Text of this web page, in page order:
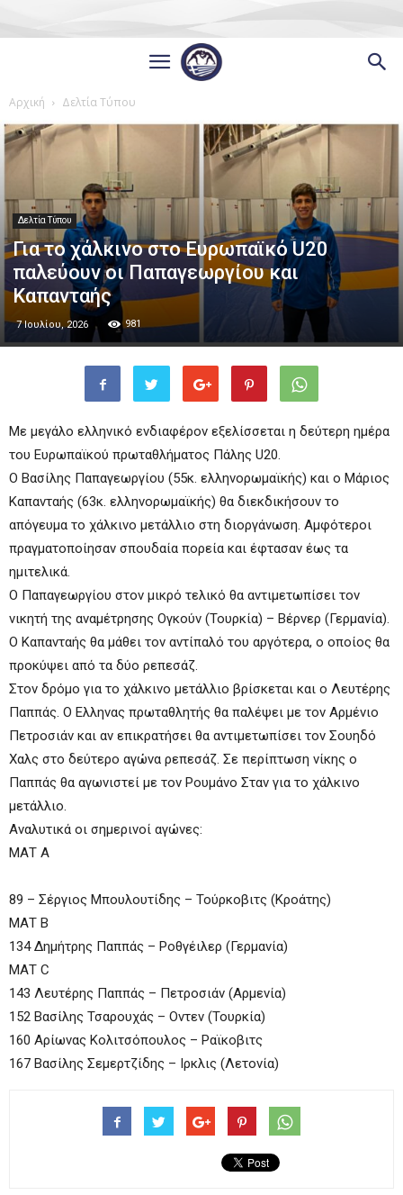
Αρχική Δελτία Τύπου
Δελτία Τύπου
Για το χάλκινο στο Ευρωπαϊκό U20
παλεύουν οι Παπαγεωργίου και
Καπανταής
7 Ιουλίου, 2026 981
Με μεγάλο ελληνικό ενδιαφέρον εξελίσσεται η δεύτερη ημέρα
του Ευρωπαϊκού πρωταθλήματος Πάλης U20.
Ο Βασίλης Παπαγεωργίου (55κ. ελληνορωμαϊκής) και ο Μάριος
Καπανταής (63κ. ελληνορωμαϊκής) θα διεκδικήσουν το
απόγευμα το χάλκινο μετάλλιο στη διοργάνωση. Αμφότεροι
πραγματοποίησαν σπουδαία πορεία και έφτασαν έως τα
ημιτελικά.
Ο Παπαγεωργίου στον μικρό τελικό θα αντιμετωπίσει τον
νικητή της αναμέτρησης Ογκούν (Τουρκία) – Βέρνερ (Γερμανία).
Ο Καπανταής θα μάθει τον αντίπαλό του αργότερα, ο οποίος θα
προκύψει από τα δύο ρεπεσάζ.
Στον δρόμο για το χάλκινο μετάλλιο βρίσκεται και ο Λευτέρης
Παππάς. Ο Ελληνας πρωταθλητής θα παλέψει με τον Αρμένιο
Πετροσιάν και αν επικρατήσει θα αντιμετωπίσει τον Σουηδό
Χαλς στο δεύτερο αγώνα ρεπεσάζ. Σε περίπτωση νίκης ο
Παππάς θα αγωνιστεί με τον Ρουμάνο Σταν για το χάλκινο
μετάλλιο.
Αναλυτικά οι σημερινοί αγώνες:
ΜΑΤ Α
89 – Σέργιος Μπουλουτίδης – Τούρκοβιτς (Κροάτης)
ΜΑΤ Β
134 Δημήτρης Παππάς – Ροθγέιλερ (Γερμανία)
ΜΑΤ C
143 Λευτέρης Παππάς – Πετροσιάν (Αρμενία)
152 Βασίλης Τσαρουχάς – Οντεν (Τουρκία)
160 Αρίωνας Κολιτσόπουλος – Ραϊκοβιτς
167 Βασίλης Σεμερτζίδης – Ιρκλις (Λετονία)